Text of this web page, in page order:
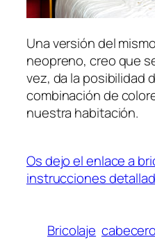
Una versión del
neopreno, creo que
vez, da la posibilidad
combinación de
nuestra habitación.
Os dejo el enlace a
instrucciones
Bricolaje